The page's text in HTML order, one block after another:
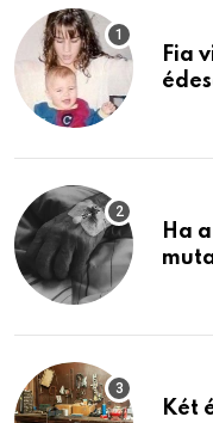
Fia
Ha
Két